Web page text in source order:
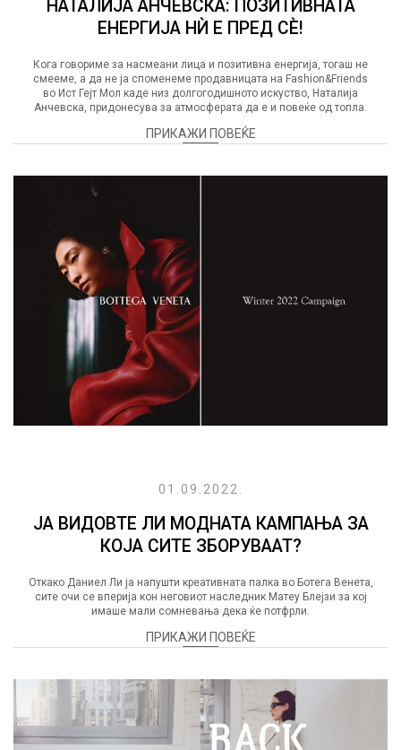
НАТАЛИЈА АНЧЕВСКА: ПОЗИТИВНАТА
ЕНЕРГИЈА НЍ Е ПРЕД СÈ!
Кога говориме за насмеани лица и позитивна енергија, тогаш не
смееме, а да не ја споменеме продавницата на Fashion&Friends
во Ист Гејт Мол каде низ долгогодишното искуство, Наталија
Анчевска, придонесува за атмосферата да е и повеќе од топла.
ПРИКАЖИ ПОВЕЌЕ
01.09.2022.
ЈА ВИДОВТЕ ЛИ МОДНАТА КАМПАЊА ЗА
КОЈА СИТЕ ЗБОРУВААТ?
Откако Даниел Ли ја напушти креативната палка во Ботега Венета,
сите очи се вперија кон неговиот наследник Матеу Блејзи за кој
имаше мали сомневања дека ќе потфрли.
ПРИКАЖИ ПОВЕЌЕ